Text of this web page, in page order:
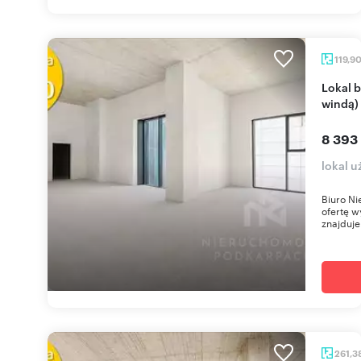
Lokal biurowy 120 m² w Rzeszowie (widok, dostęp
windą)
8 393
lokal
Biuro
ofertę